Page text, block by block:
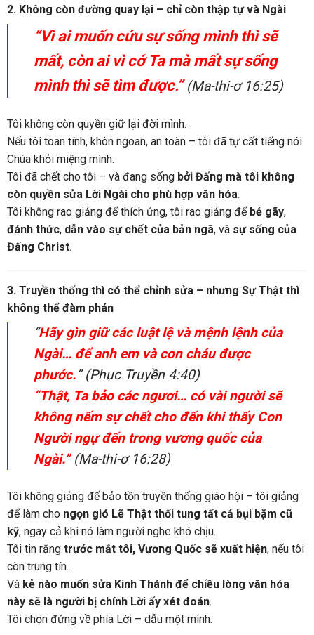
2. Không còn đường quay lại – chỉ còn thập tự và Ngài
“Vì ai muốn cứu sự sống mình thì sẽ
mất, còn ai vì cớ Ta mà mất sự sống
mình thì sẽ tìm được.” (Ma-thi-ơ 16:25)
Tôi không còn quyền giữ lại đời mình.
Nếu tôi toan tính, khôn ngoan, an toàn – tôi đã tự cất tiếng nói
Chúa khỏi miệng mình.
Tôi đã chết cho tôi – và đang sống bởi Đấng mà tôi không
còn quyền sửa Lời Ngài cho phù hợp văn hóa.
Tôi không rao giảng để thích ứng, tôi rao giảng để bẻ gãy,
đánh thức, dẫn vào sự chết của bản ngã, và sự sống của
Đấng Christ.
3. Truyền thống thì có thể chỉnh sửa – nhưng Sự Thật thì
không thể đàm phán
“Hãy gìn giữ các luật lệ và mệnh lệnh của
Ngài… để anh em và con cháu được
phước.”(Phục Truyền 4:40)
“Thật, Ta bảo các ngươi… có vài người sẽ
không nếm sự chết cho đến khi thấy Con
Người ngự đến trong vương quốc của
Ngài.” (Ma-thi-ơ 16:28)
Tôi không giảng để bảo tồn truyền thống giáo hội – tôi giảng
để làm cho ngọn gió Lẽ Thật thổi tung tất cả bụi bặm cũ
kỹ, ngay cả khi nó làm người nghe khó chịu.
Tôi tin rằng trước mắt tôi, Vương Quốc sẽ xuất hiện, nếu tôi
còn trung tín.
Và kẻ nào muốn sửa Kinh Thánh để chiều lòng văn hóa
này sẽ là người bị chính Lời ấy xét đoán.
Tôi chọn đứng về phía Lời – dẫu một mình.